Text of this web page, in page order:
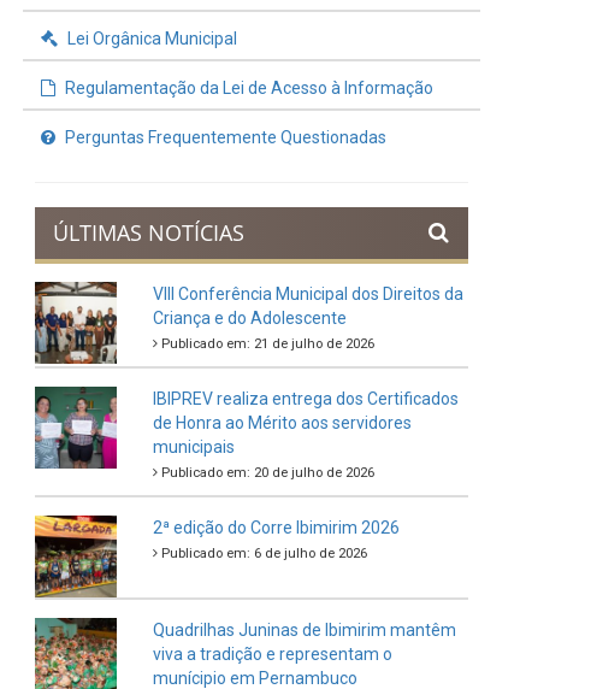
Lei Orgânica Municipal
Regulamentação da Lei de Acesso à Informação
Perguntas Frequentemente Questionadas
ÚLTIMAS NOTÍCIAS
VIII Conferência Municipal dos Direitos da
Criança e do Adolescente
Publicado em: 21 de julho de 2026
IBIPREV realiza entrega dos Certificados
de Honra ao Mérito aos servidores
municipais
Publicado em: 20 de julho de 2026
2ª edição do Corre Ibimirim 2026
Publicado em: 6 de julho de 2026
Quadrilhas Juninas de Ibimirim mantêm
viva a tradição e representam o
munícipio em Pernambuco